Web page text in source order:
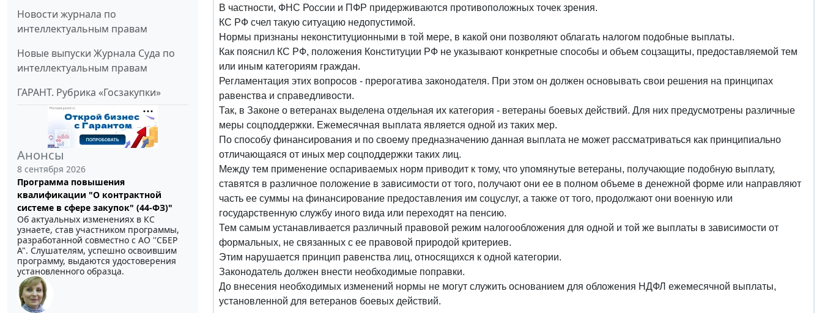
Новости журнала по
интеллектуальным правам
Новые выпуски Журнала Суда по
интеллектуальным правам
ГАРАНТ. Рубрика «Госзакупки»
Анонсы
8 сентября 2026
Программа повышения
квалификации "О контрактной
системе в сфере закупок" (44-ФЗ)"
Об актуальных изменениях в КС
узнаете, став участником программы,
разработанной совместно с АО ''СБЕР
А". Слушателям, успешно освоившим
программу, выдаются удостоверения
установленного образца.
В частности, ФНС России и ПФР придерживаются противоположных точек зрения.
КС РФ счел такую ситуацию недопустимой.
Нормы признаны неконституционными в той мере, в какой они позволяют облагать налогом подобные выплаты.
Как пояснил КС РФ, положения Конституции РФ не указывают конкретные способы и объем соцзащиты, предоставляемой тем
или иным категориям граждан.
Регламентация этих вопросов - прерогатива законодателя. При этом он должен основывать свои решения на принципах
равенства и справедливости.
Так, в Законе о ветеранах выделена отдельная их категория - ветераны боевых действий. Для них предусмотрены различные
меры соцподдержки. Ежемесячная выплата является одной из таких мер.
По способу финансирования и по своему предназначению данная выплата не может рассматриваться как принципиально
отличающаяся от иных мер соцподдержки таких лиц.
Между тем применение оспариваемых норм приводит к тому, что упомянутые ветераны, получающие подобную выплату,
ставятся в различное положение в зависимости от того, получают они ее в полном объеме в денежной форме или направляют
часть ее суммы на финансирование предоставления им соцуслуг, а также от того, продолжают они военную или
государственную службу иного вида или переходят на пенсию.
Тем самым устанавливается различный правовой режим налогообложения для одной и той же выплаты в зависимости от
формальных, не связанных с ее правовой природой критериев.
Этим нарушается принцип равенства лиц, относящихся к одной категории.
Законодатель должен внести необходимые поправки.
До внесения необходимых изменений нормы не могут служить основанием для обложения НДФЛ ежемесячной выплаты,
установленной для ветеранов боевых действий.